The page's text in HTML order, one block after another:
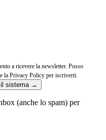
a ricevere la newsletter. Posso
la Privacy Policy per iscriverti.
il sistema →
(anche lo spam) per